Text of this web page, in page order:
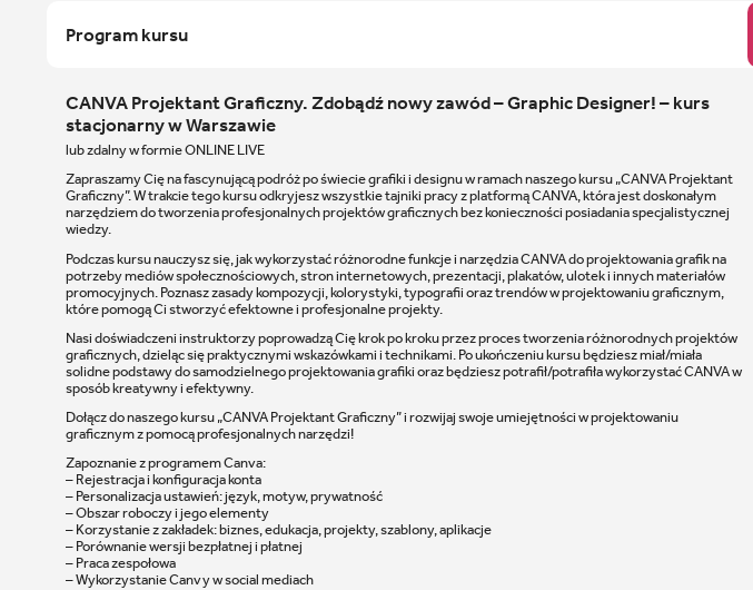
Program kursu
CANVA Projektant Graficzny. Zdobądź nowy zawód – Graphic Designer! – kurs
stacjonarny w Warszawie
lub zdalny w formie ONLINE LIVE
Zapraszamy Cię na fascynującą podróż po świecie grafiki i designu w ramach naszego kursu „CANVA Projektant
Graficzny”. W trakcie tego kursu odkryjesz wszystkie tajniki pracy z platformą CANVA, która jest doskonałym
narzędziem do tworzenia profesjonalnych projektów graficznych bez konieczności posiadania specjalistycznej
wiedzy.
Podczas kursu nauczysz się, jak wykorzystać różnorodne funkcje i narzędzia CANVA do projektowania grafik na
potrzeby mediów społecznościowych, stron internetowych, prezentacji, plakatów, ulotek i innych materiałów
promocyjnych. Poznasz zasady kompozycji, kolorystyki, typografii oraz trendów w projektowaniu graficznym,
które pomogą Ci stworzyć efektowne i profesjonalne projekty.
Nasi doświadczeni instruktorzy poprowadzą Cię krok po kroku przez proces tworzenia różnorodnych projektów
graficznych, dzieląc się praktycznymi wskazówkami i technikami. Po ukończeniu kursu będziesz miał/miała
solidne podstawy do samodzielnego projektowania grafiki oraz będziesz potrafił/potrafiła wykorzystać CANVA w
sposób kreatywny i efektywny.
Dołącz do naszego kursu „CANVA Projektant Graficzny” i rozwijaj swoje umiejętności w projektowaniu
graficznym z pomocą profesjonalnych narzędzi!
Zapoznanie z programem Canva:
– Rejestracja i konfiguracja konta
– Personalizacja ustawień: język, motyw, prywatność
– Obszar roboczy i jego elementy
– Korzystanie z zakładek: biznes, edukacja, projekty, szablony, aplikacje
– Porównanie wersji bezpłatnej i płatnej
– Praca zespołowa
– Wykorzystanie Canvy w social mediach